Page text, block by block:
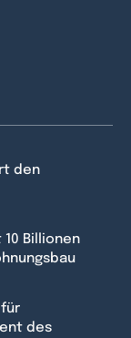
den
Billionen
des